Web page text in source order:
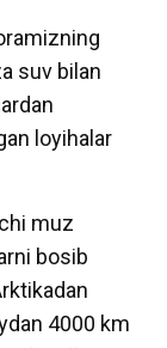
suv bilan
loyihalar
muz
bosib
4000 km